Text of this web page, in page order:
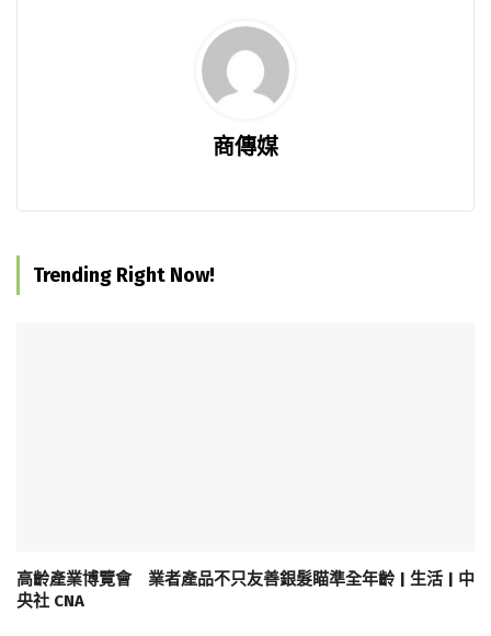
商傳媒
Trending Right Now!
高齡產業博覽會 業者產品不只友善銀髮瞄準全年齡 | 生活 | 中
央社 CNA